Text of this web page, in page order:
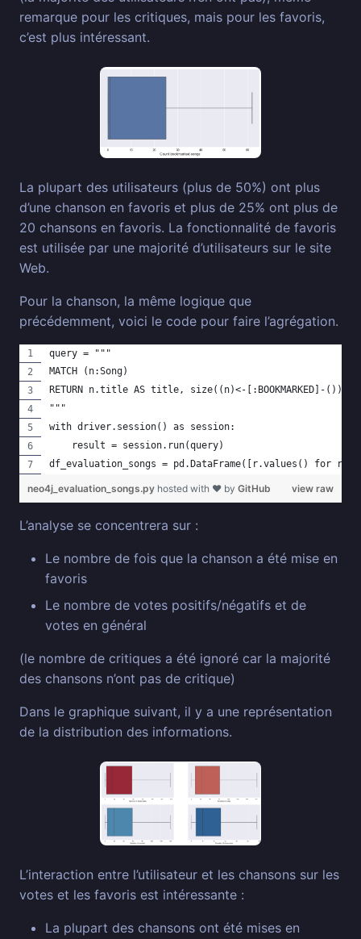
remarque pour les critiques, mais pour les favoris,
c’est plus intéressant.
La plupart des utilisateurs (plus de 50%) ont plus
d’une chanson en favoris et plus de 25% ont plus de
20 chansons en favoris. La fonctionnalité de favoris
est utilisée par une majorité d’utilisateurs sur le site
Web.
Pour la chanson, la même logique que
précédemment, voici le code pour faire l’agrégation.
query = """
MATCH (n:Song)
RETURN n.title AS title, size((n)<-[:BOOKMARKED]-())
"""
with driver.session() as session:
    result = session.run(query)
df_evaluation_songs = pd.DataFrame([r.values() for r
view raw
neo4j_evaluation_songs.py hosted with ❤ by GitHub
L’analyse se concentrera sur :
Le nombre de fois que la chanson a été mise en
favoris
Le nombre de votes positifs/négatifs et de
votes en général
(le nombre de critiques a été ignoré car la majorité
des chansons n’ont pas de critique)
Dans le graphique suivant, il y a une représentation
de la distribution des informations.
L’interaction entre l’utilisateur et les chansons sur les
votes et les favoris est intéressante :
La plupart des chansons ont été mises en